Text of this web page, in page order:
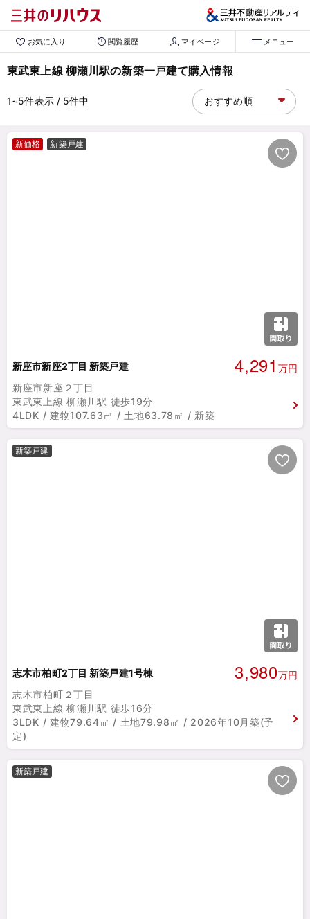
お気に入り 閲覧履歴 マイページ メニュー
東武東上線 柳瀬川駅の新築一戸建て購入情報
1~5件表示/ 5件中
新価格 新築戸建
新座市新座2丁目 新築戸建 4,291 万円
新座市新座２丁目
東武東上線 柳瀬川駅 徒歩19分
4LDK / 建物107.63㎡ / 土地63.78㎡ / 新築
新築戸建
志木市柏町2丁目 新築戸建1号棟 3,980万円
志木市柏町２丁目
東武東上線 柳瀬川駅 徒歩16分
3LDK / 建物79.64㎡ / 土地79.98㎡ / 2026年10月築(予
定)
新築戸建